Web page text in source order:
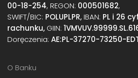
00-18-254, REGON: 000501682,
SWIFT/BIC: POLUPLPR,IBAN: PL i 26
rachunku, GIIN:
Doręczenia: AE:PL-37270-73250-
O Banku